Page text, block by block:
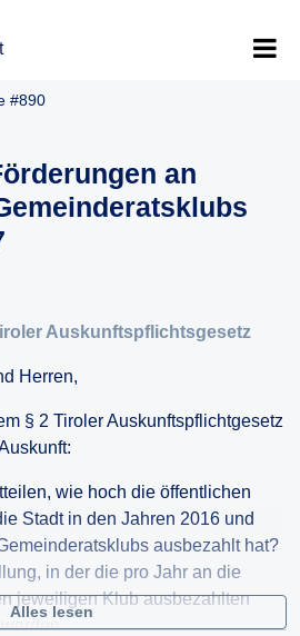
#890
an
Auskunftspflichtsgesetz
Herren,
§ 2 Tiroler Auskunftspflichtgesetz
wie hoch die öffentlichen
Stadt in den Jahren 2016 und
ausbezahlt hat?
in der die pro Jahr an die
jeweiligen Klub ausbezahlten
Alles lesen